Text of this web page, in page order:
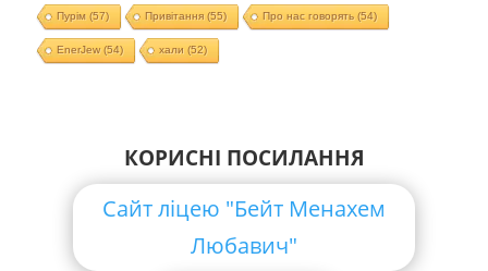
Пурім (57) Привітання(55) Про нас говорять (54)
EnerJew(54) хали (52)
КОРИСНІ ПОСИЛАННЯ
Сайт ліцею "Бейт Менахем
Любавич"